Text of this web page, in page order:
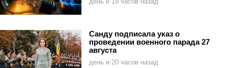
Санду подписала указ о
проведении военного парада 27
августа
день и 20 часов назад